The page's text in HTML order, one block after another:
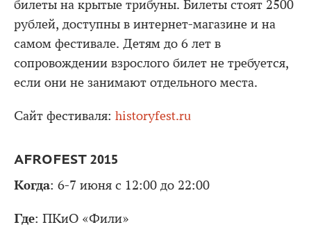
билеты на крытые трибуны. Билеты стоят 2500
рублей, доступны в интернет-магазине и на
самом фестивале. Детям до 6 лет в
сопровождении взрослого билет не требуется,
если они не занимают отдельного места.
Сайт фестиваля: historyfest.ru
AFROFEST 2015
Когда: 6-7 июня с 12:00 до 22:00
Где: ПКиО «Фили»